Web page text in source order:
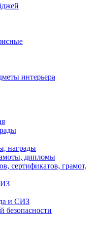
интерьера
награды
дипломы
сертификатов, грамот,
и СИЗ
безопасности